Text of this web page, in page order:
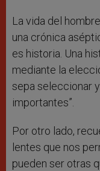
La vida del
una crónica
es historia. Una
mediante la
sepa seleccionar
importantes”.
Por otro lado,
lentes que nos
pueden ser otras